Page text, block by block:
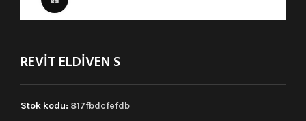
REVİT ELDİVEN S
Stok kodu: 817fbdcfefdb